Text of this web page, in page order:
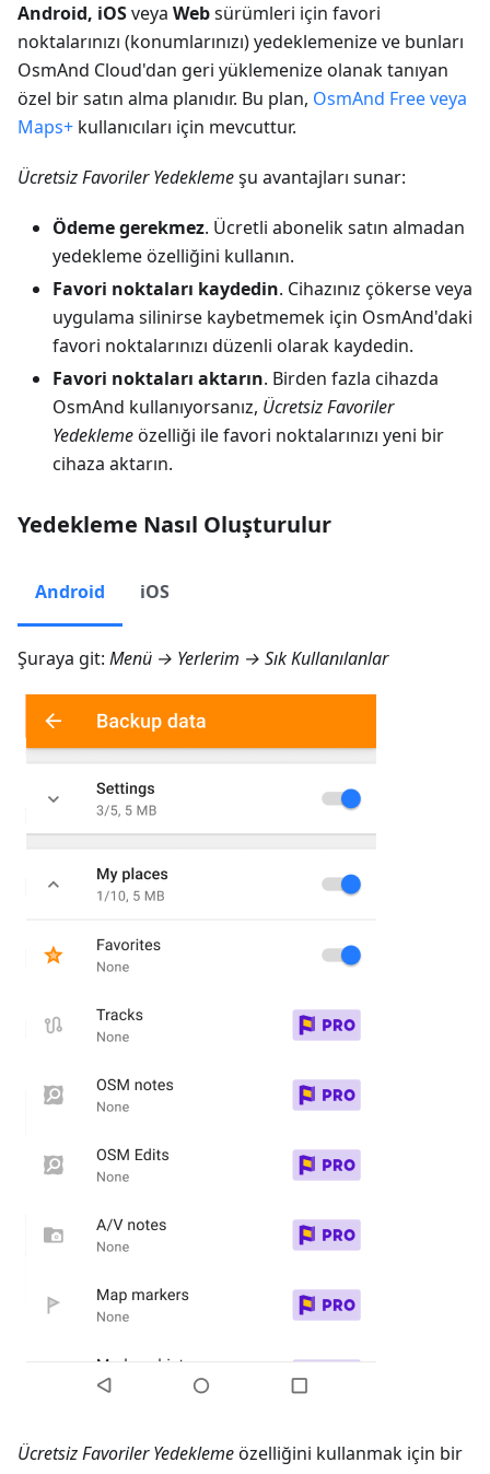
Android, iOSveya Websürümleri için favori
noktalarınızı (konumlarınızı) yedeklemenize ve bunları
OsmAnd Cloud'dan geri yüklemenize olanak tanıyan
özel bir satın alma planıdır. Bu plan, OsmAnd Free veya
Maps+ kullanıcıları için mevcuttur.
Ücretsiz Favoriler Yedeklemeşu avantajları sunar:
Ödeme gerekmez. Ücretli abonelik satın almadan
yedekleme özelliğini kullanın.
Favori noktaları kaydedin. Cihazınız çökerse veya
uygulama silinirse kaybetmemek için OsmAnd'daki
favori noktalarınızı düzenli olarak kaydedin.
Favori noktaları aktarın. Birden fazla cihazda
OsmAnd kullanıyorsanız, Ücretsiz Favoriler
Yedeklemeözelliği ile favori noktalarınızı yeni bir
cihaza aktarın.
Yedekleme Nasıl Oluşturulur
Android iOS
Şuraya git: Menü → Yerlerim → Sık Kullanılanlar
Ücretsiz Favoriler Yedeklemeözelliğini kullanmak için bir